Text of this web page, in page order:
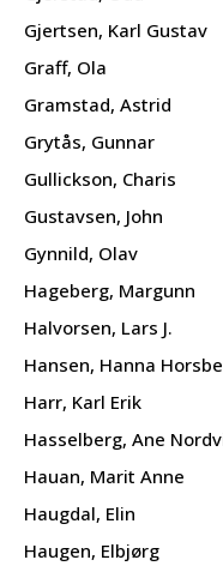
Gjertsen, Karl Gustav
Graff, Ola
Gramstad, Astrid
Grytås, Gunnar
Gullickson, Charis
Gustavsen, John
Gynnild, Olav
Hageberg, Margunn
Halvorsen, Lars J.
Hansen, Hanna
Harr, Karl Erik
Hasselberg, Ane
Hauan, Marit Anne
Haugdal, Elin
Haugen, Elbjørg